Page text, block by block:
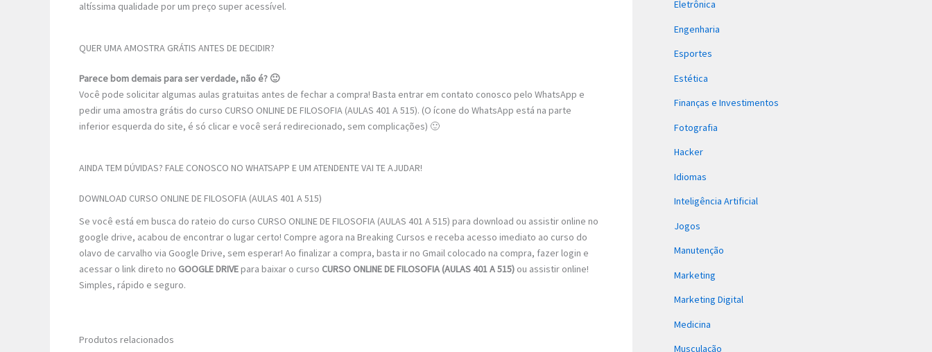
altíssima qualidade por um preço super acessível.
QUER UMA AMOSTRA GRÁTIS ANTES DE DECIDIR?
Parece bom demais para ser verdade, não é? 🙂
Você pode solicitar algumas aulas gratuitas antes de fechar a compra! Basta entrar em contato conosco pelo WhatsApp e
pedir uma amostra grátis do curso CURSO ONLINE DE FILOSOFIA (AULAS 401 A 515). (O ícone do WhatsApp está na parte
inferior esquerda do site, é só clicar e você será redirecionado, sem complicações) 🙂
AINDA TEM DÚVIDAS? FALE CONOSCO NO WHATSAPP E UM ATENDENTE VAI TE AJUDAR!
DOWNLOAD CURSO ONLINE DE FILOSOFIA (AULAS 401 A 515)
Se você está em busca do rateio do curso CURSO ONLINE DE FILOSOFIA (AULAS 401 A 515) para download ou assistir online no
google drive, acabou de encontrar o lugar certo! Compre agora na Breaking Cursos e receba acesso imediato ao curso do
olavo de carvalho via Google Drive, sem esperar! Ao finalizar a compra, basta ir no Gmail colocado na compra, fazer login e
acessar o link direto no GOOGLE DRIVEpara baixar o curso CURSO ONLINE DE FILOSOFIA (AULAS 401 A 515) ou assistir online!
Simples, rápido e seguro.
Produtos relacionados
Eletrônica
Engenharia
Esportes
Estética
Finanças e Investimentos
Fotografia
Hacker
Idiomas
Inteligência Artificial
Jogos
Manutenção
Marketing
Marketing Digital
Medicina
Musculação